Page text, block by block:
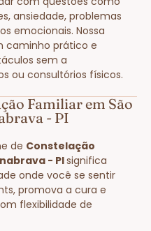
ansiedade, problemas
emocionais. Nossa
caminho prático e
sem a
ou consultórios físicos.
Familiar em São
- PI
de Constelação
- PIsignifica
onde você se sentir
promova a cura e
flexibilidade de